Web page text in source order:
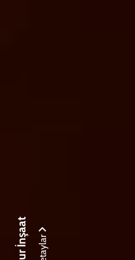
Onur İnşaat Detaylar